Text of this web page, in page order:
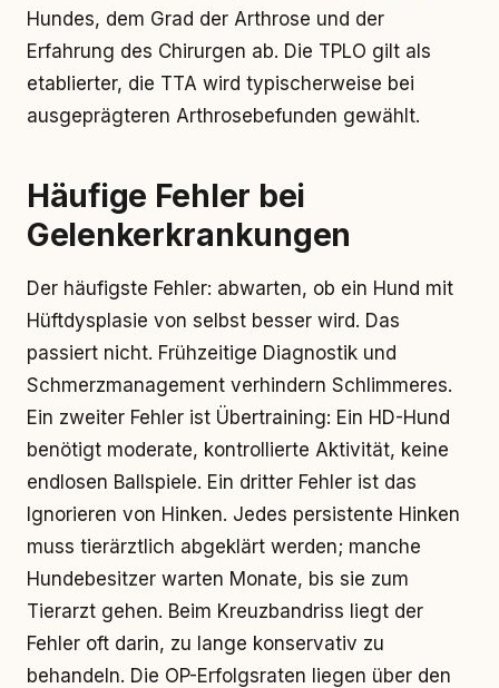
Hundes, dem Grad der Arthrose und der
Erfahrung des Chirurgen ab. Die TPLO gilt als
etablierter, die TTA wird typischerweise bei
ausgeprägteren Arthrosebefunden gewählt.
Häufige Fehler bei
Gelenkerkrankungen
Der häufigste Fehler: abwarten, ob ein Hund mit
Hüftdysplasie von selbst besser wird. Das
passiert nicht. Frühzeitige Diagnostik und
Schmerzmanagement verhindern Schlimmeres.
Ein zweiter Fehler ist Übertraining: Ein HD-Hund
benötigt moderate, kontrollierte Aktivität, keine
endlosen Ballspiele. Ein dritter Fehler ist das
Ignorieren von Hinken. Jedes persistente Hinken
muss tierärztlich abgeklärt werden; manche
Hundebesitzer warten Monate, bis sie zum
Tierarzt gehen. Beim Kreuzbandriss liegt der
Fehler oft darin, zu lange konservativ zu
behandeln. Die OP-Erfolgsraten liegen über den